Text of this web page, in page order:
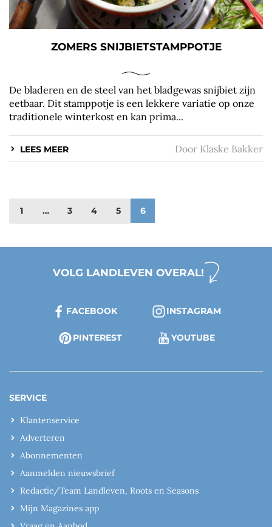
ZOMERS SNIJBIETSTAMPPOTJE
De bladeren en de steel van het bladgewas snijbiet zijn
eetbaar. Dit stamppotje is een lekkere variatie op onze
traditionele winterkost en kan prima...
LEES MEER Door Klaske Bakker
1 … 3 4 5 6
VOLG LANDLEVEN OVERAL!
FACEBOOK INSTAGRAM
PINTEREST YOUTUBE
SERVICE
Klantenservice
Adverteren
Abonnementen
Aanmelden nieuwsbrief
Redactie/Team Landleven, Roots en Seasons
Mijn Magazines app